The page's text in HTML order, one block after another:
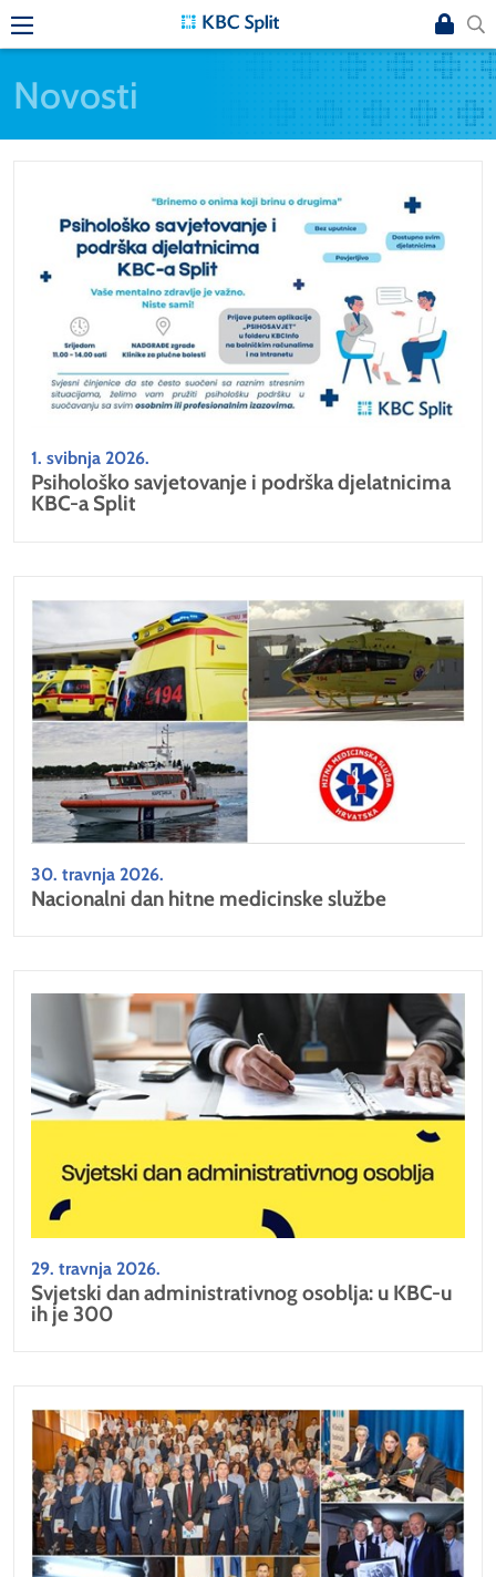
Novosti
1. svibnja 2026.
Psihološko savjetovanje i podrška djelatnicima
KBC-a Split
30. travnja 2026.
Nacionalni dan hitne medicinske službe
29. travnja 2026.
Svjetski dan administrativnog osoblja: u KBC-u
ih je 300